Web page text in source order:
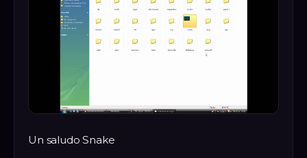
Un saludo Snake